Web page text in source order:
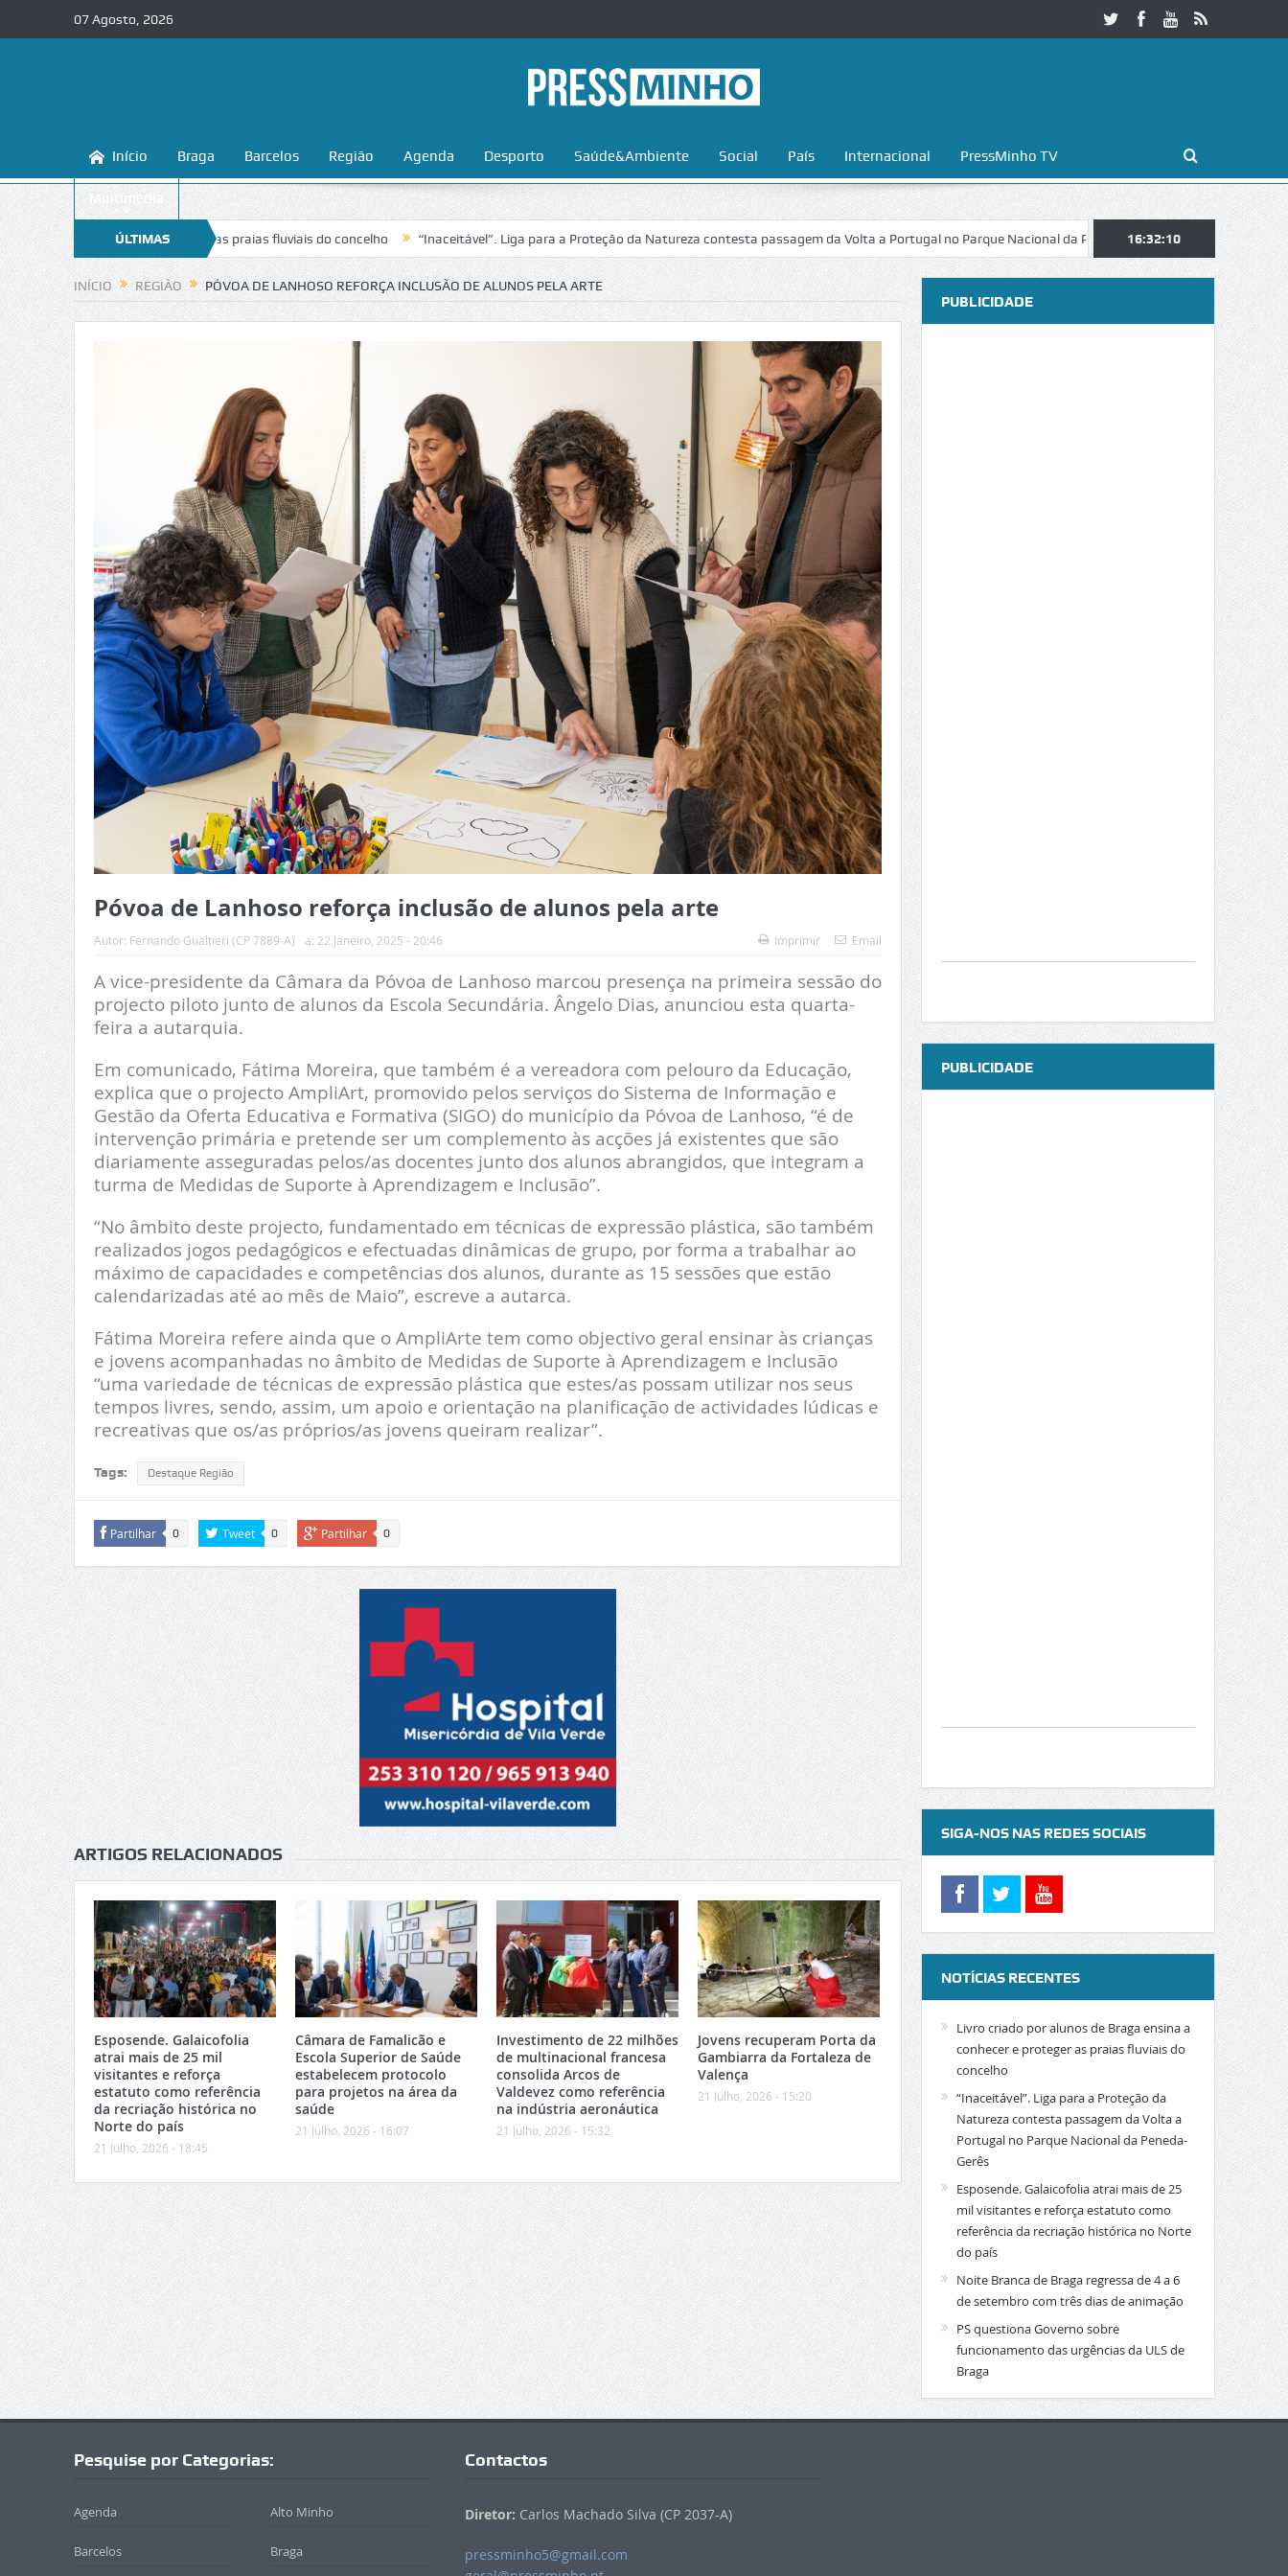
07 Agosto, 2026
Início Braga Barcelos Região Agenda Desporto Saúde&Ambiente Social País Internacional PressMinho TV
Multimédia
ÚLTIMAS
NOTÍCIAS
a conhecer e proteger as praias fluviais do concelho “Inaceitável”. Liga para a Proteção da Natureza contesta passagem da Volta a Portugal no Parque Nacional da Peneda-Gerês Esposende. Galaicofolia
16:32:11
INÍCIO REGIÃO PÓVOA DE LANHOSO REFORÇA INCLUSÃO DE ALUNOS PELA ARTE
Póvoa de Lanhoso reforça inclusão de alunos pela arte
Autor: Fernando Gualtieri (CP 7889-A) a: 22 Janeiro, 2025 - 20:46 Imprimir Email
A vice-presidente da Câmara da Póvoa de Lanhoso marcou presença na primeira sessão do
projecto piloto junto de alunos da Escola Secundária. Ângelo Dias, anunciou esta quarta-
feira a autarquia.
Em comunicado, Fátima Moreira, que também é a vereadora com pelouro da Educação,
explica que o projecto AmpliArt, promovido pelos serviços do Sistema de Informação e
Gestão da Oferta Educativa e Formativa (SIGO) do município da Póvoa de Lanhoso, “é de
intervenção primária e pretende ser um complemento às acções já existentes que são
diariamente asseguradas pelos/as docentes junto dos alunos abrangidos, que integram a
turma de Medidas de Suporte à Aprendizagem e Inclusão”.
“No âmbito deste projecto, fundamentado em técnicas de expressão plástica, são também
realizados jogos pedagógicos e efectuadas dinâmicas de grupo, por forma a trabalhar ao
máximo de capacidades e competências dos alunos, durante as 15 sessões que estão
calendarizadas até ao mês de Maio”, escreve a autarca.
Fátima Moreira refere ainda que o AmpliArte tem como objectivo geral ensinar às crianças
e jovens acompanhadas no âmbito de Medidas de Suporte à Aprendizagem e Inclusão
“uma variedade de técnicas de expressão plástica que estes/as possam utilizar nos seus
tempos livres, sendo, assim, um apoio e orientação na planificação de actividades lúdicas e
recreativas que os/as próprios/as jovens queiram realizar”.
Tags: Destaque Região
Partilhar 0 Tweet 0 Partilhar 0
ARTIGOS RELACIONADOS
Esposende. Galaicofolia
atrai mais de 25 mil
visitantes e reforça
estatuto como referência
da recriação histórica no
Norte do país
21 Julho, 2026 - 18:45
Câmara de Famalicão e
Escola Superior de Saúde
estabelecem protocolo
para projetos na área da
saúde
21 Julho, 2026 - 16:07
Investimento de 22 milhões
de multinacional francesa
consolida Arcos de
Valdevez como referência
na indústria aeronáutica
21 Julho, 2026 - 15:32
Jovens recuperam Porta da
Gambiarra da Fortaleza de
Valença
21 Julho, 2026 - 15:20
PUBLICIDADE
PUBLICIDADE
SIGA-NOS NAS REDES SOCIAIS
NOTÍCIAS RECENTES
Livro criado por alunos de Braga ensina a
conhecer e proteger as praias fluviais do
concelho
“Inaceitável”. Liga para a Proteção da
Natureza contesta passagem da Volta a
Portugal no Parque Nacional da Peneda-
Gerês
Esposende. Galaicofolia atrai mais de 25
mil visitantes e reforça estatuto como
referência da recriação histórica no Norte
do país
Noite Branca de Braga regressa de 4 a 6
de setembro com três dias de animação
PS questiona Governo sobre
funcionamento das urgências da ULS de
Braga
Pesquise por Categorias:
Agenda Alto Minho
Barcelos Braga
Contactos
Diretor: Carlos Machado Silva (CP 2037-A)
pressminho5@gmail.com